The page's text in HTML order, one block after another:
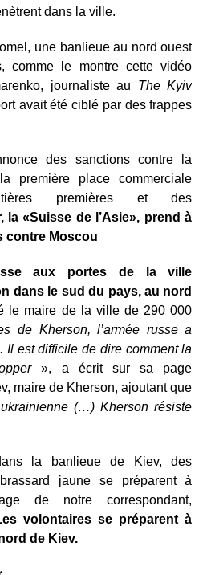
dans la ville.
une banlieue au nord ouest
comme le montre cette vidéo
journaliste au The Kyiv
avait été ciblé par des frappes
des sanctions contre la
première place commerciale
premières et des
la «Suisse de l’Asie», prend à
contre Moscou
aux portes de la ville
dans le sud du pays, au nord
le maire de la ville de 290 000
de Kherson, l’armée russe a
Il est difficile de dire comment la
», a écrit sur sa page
maire de Kherson, ajoutant que
(…) Kherson résiste
la banlieue de Kiev, des
jaune se préparent à
de notre correspondant,
volontaires se préparent à
de Kiev.